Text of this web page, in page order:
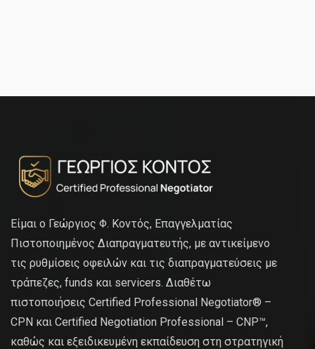
Είμαι ο Γεώργιος Φ. Κοντός, Επαγγελματίας
Πιστοποιημένος Διαπραγματευτής, με αντικείμενο
τις ρυθμίσεις οφειλών και τις διαπραγματεύσεις με
τράπεζες, funds και servicers. Διαθέτω
πιστοποιήσεις Certified Professional Negotiator® –
CPN και Certified Negotiation Professional – CNP™,
καθώς και εξειδικευμένη εκπαίδευση στη στρατηγική